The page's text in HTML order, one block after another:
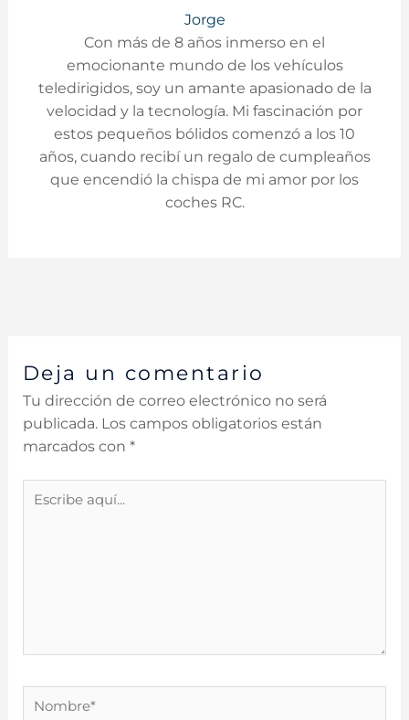
Jorge
Con más de 8 años inmerso en el
emocionante mundo de los vehículos
teledirigidos, soy un amante apasionado de la
velocidad y la tecnología. Mi fascinación por
estos pequeños bólidos comenzó a los 10
años, cuando recibí un regalo de cumpleaños
que encendió la chispa de mi amor por los
coches RC.
Deja un comentario
Tu dirección de correo electrónico no será
publicada. Los campos obligatorios están
marcados con *
Escribe
Nombre*